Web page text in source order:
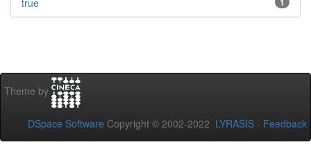
true
Theme by
DSpace Software Copyright © 2002-2022 LYRASIS - Feedback